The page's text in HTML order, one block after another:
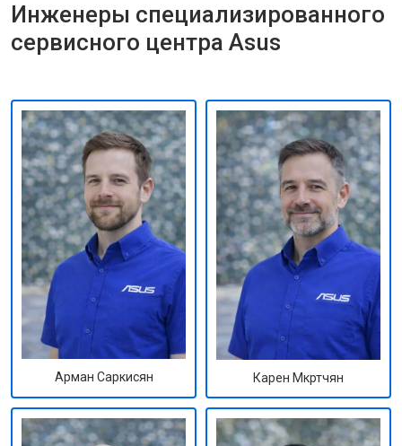
Инженеры специализированного
сервисного центра Asus
Арман Саркисян Карен Мкртчян